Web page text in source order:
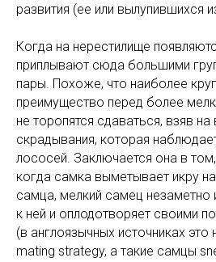
развития (ее или вылупившихся
Когда на нерестилище
приплывают сюда большими
пары. Похоже, что наиболее
преимущество перед более
не торопятся сдаваться, взяв
скрадывания, которая
лососей. Заключается она в
когда самка выметывает икру
самца, мелкий самец незаметно
к ней и оплодотворяет своими
(в англоязычных источниках это
mating strategy, а такие самцы